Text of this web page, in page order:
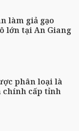
làm giả gạo
lớn tại An Giang
phân loại là
chính cấp tỉnh